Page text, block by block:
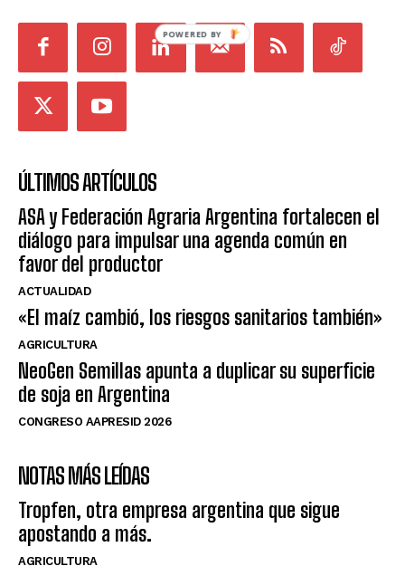
ÚLTIMOS ARTÍCULOS
ASA y Federación Agraria Argentina fortalecen el
diálogo para impulsar una agenda común en
favor del productor
ACTUALIDAD
«El maíz cambió, los riesgos sanitarios también»
AGRICULTURA
NeoGen Semillas apunta a duplicar su superficie
de soja en Argentina
CONGRESO AAPRESID 2026
NOTAS MÁS LEÍDAS
Tropfen, otra empresa argentina que sigue
apostando a más.
AGRICULTURA
POWERED BY